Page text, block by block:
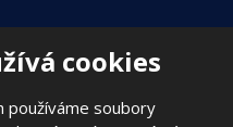
cookies
používáme soubory